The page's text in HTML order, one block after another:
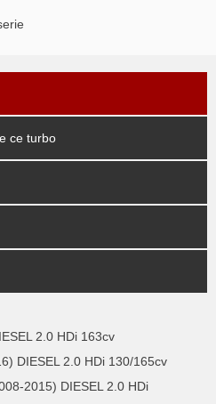
ce turbo
2.0 HDi 163cv
DIESEL 2.0 HDi 130/165cv
2015) DIESEL 2.0 HDi